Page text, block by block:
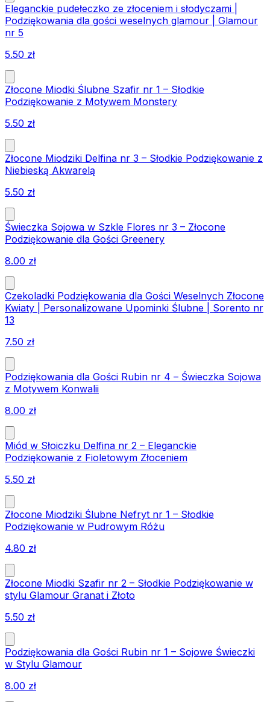
Eleganckie pudełeczko ze złoceniem i słodyczami |
Podziękowania dla gości weselnych glamour | Glamour
nr 5
5.50 zł
Złocone Miodki Ślubne Szafir nr 1 – Słodkie
Podziękowanie z Motywem Monstery
5.50 zł
Złocone Miodziki Delfina nr 3 – Słodkie Podziękowanie z
Niebieską Akwarelą
5.50 zł
Świeczka Sojowa w Szkle Flores nr 3 – Złocone
Podziękowanie dla Gości Greenery
8.00 zł
Czekoladki Podziękowania dla Gości Weselnych Złocone
Kwiaty | Personalizowane Upominki Ślubne | Sorento nr
13
7.50 zł
Podziękowania dla Gości Rubin nr 4 – Świeczka Sojowa
z Motywem Konwalii
8.00 zł
Miód w Słoiczku Delfina nr 2 – Eleganckie
Podziękowanie z Fioletowym Złoceniem
5.50 zł
Złocone Miodziki Ślubne Nefryt nr 1 – Słodkie
Podziękowanie w Pudrowym Różu
4.80 zł
Złocone Miodki Szafir nr 2 – Słodkie Podziękowanie w
stylu Glamour Granat i Złoto
5.50 zł
Podziękowania dla Gości Rubin nr 1 – Sojowe Świeczki
w Stylu Glamour
8.00 zł